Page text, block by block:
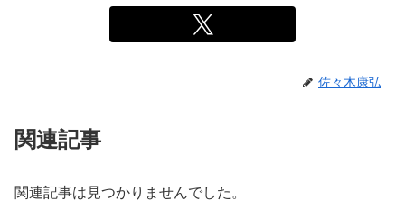
佐々木康弘
関連記事
関連記事は見つかりませんでした。